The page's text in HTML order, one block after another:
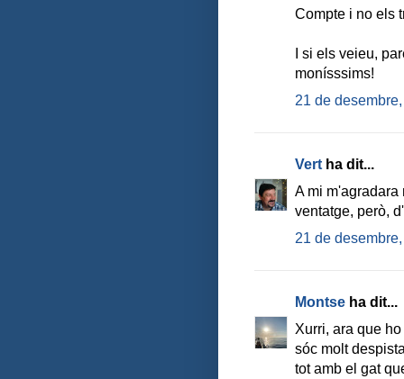
Compte i no els
I si els veieu,
monísssims!
21 de
Vertha dit...
A mi m'agradara
ventatge, però,
21 de
Montse ha dit...
Xurri, ara que
sóc molt
tot amb el gat